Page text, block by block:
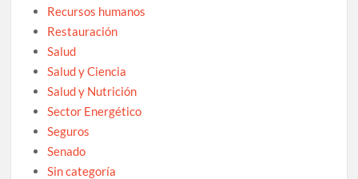
Recursos humanos
Restauración
Salud
Salud y Ciencia
Salud y Nutrición
Sector Energético
Seguros
Senado
Sin categoría